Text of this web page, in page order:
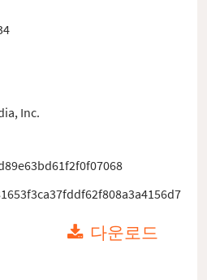
Inc.
다운로드